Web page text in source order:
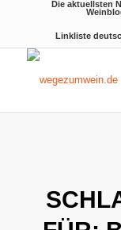
Die aktuellsten
Linkliste